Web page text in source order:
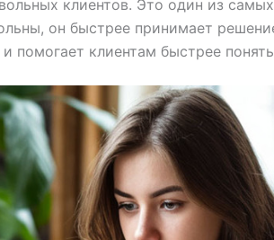
клиентов. Это один из
он быстрее принимает
клиентам быстрее